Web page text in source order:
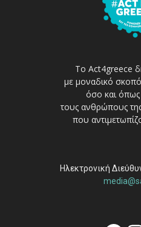
Το Act4greece
με μοναδικό
όσο και
τους ανθρώπους
που
Ηλεκτρονική